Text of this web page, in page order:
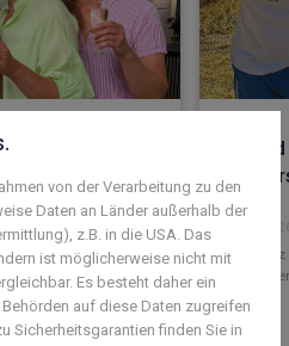
feiern beim
27. Juli
Erster
von der Verarbeitung zu den
Daten an Länder außerhalb der
z.B. in die USA. Das
ist möglicherweise nicht mit
Es besteht daher ein
auf diese Daten zugreifen
Sicherheitsgarantien finden Sie in